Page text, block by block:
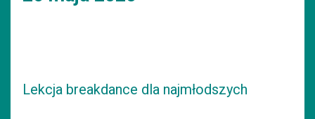
Lekcja breakdance dla najmłodszych